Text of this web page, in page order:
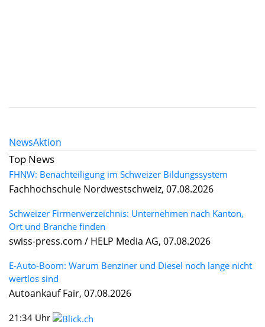
NewsAktion
Top News
FHNW: Benachteiligung im Schweizer Bildungssystem
Fachhochschule Nordwestschweiz, 07.08.2026
Schweizer Firmenverzeichnis: Unternehmen nach Kanton,
Ort und Branche finden
swiss-press.com / HELP Media AG, 07.08.2026
E-Auto-Boom: Warum Benziner und Diesel noch lange nicht
wertlos sind
Autoankauf Fair, 07.08.2026
21:34 Uhr